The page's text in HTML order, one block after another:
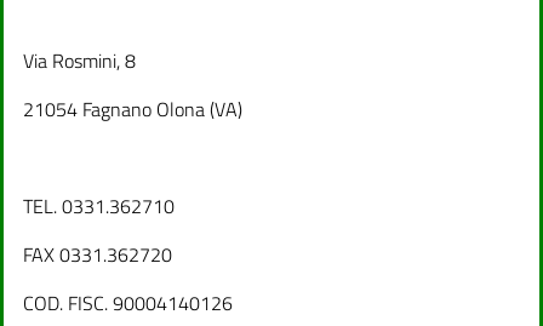
Via Rosmini, 8
21054 Fagnano Olona (VA)
TEL. 0331.362710
FAX 0331.362720
COD. FISC. 90004140126